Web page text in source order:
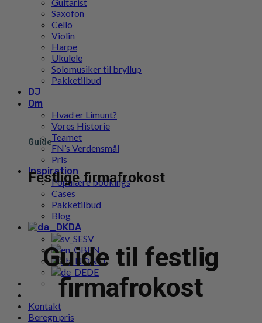
Saxofon
Cello
Violin
Harpe
Ukulele
Solomusiker til bryllup
Pakketilbud
DJ
Om
Hvad er Limunt?
Vores Historie
Teamet
FN’s Verdensmål
Pris
Inspiration
Populære bookings
Cases
Pakketilbud
Blog
DA
SV
EN
NO
DE
Kontakt
Beregn pris
Guide
Festlige firmafrokost
Guide til festlig
firmafrokost